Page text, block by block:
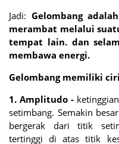
Jadi: Gelombang
merambat melalui
tempat lain. dan
membawa energi.
Gelombang memiliki
1. Amplitudo -
setimbang. Semakin
bergerak dari titik
tertinggi di atas titik